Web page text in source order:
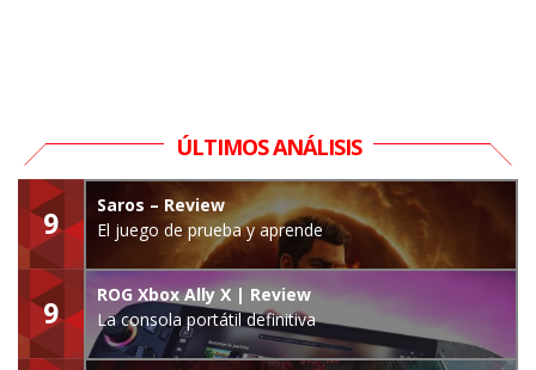
ÚLTIMOS ANÁLISIS
9
Saros – Review
El juego de prueba y aprende
9
ROG Xbox Ally X | Review
La consola portátil definitiva